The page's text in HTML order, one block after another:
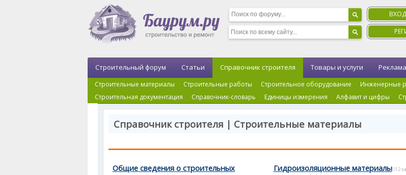
Строительный форум Статьи Справочник строителя
Строительные материалы Строительные работы Строительное оборудование Инженерные
Строительная документация
Справочник-словарь Единицы измерения Алфавит и цифры
Товары и услуги
Справочник строителя | Строительные материалы
Общие сведения о строительных Гидроизоляционные материалы (12